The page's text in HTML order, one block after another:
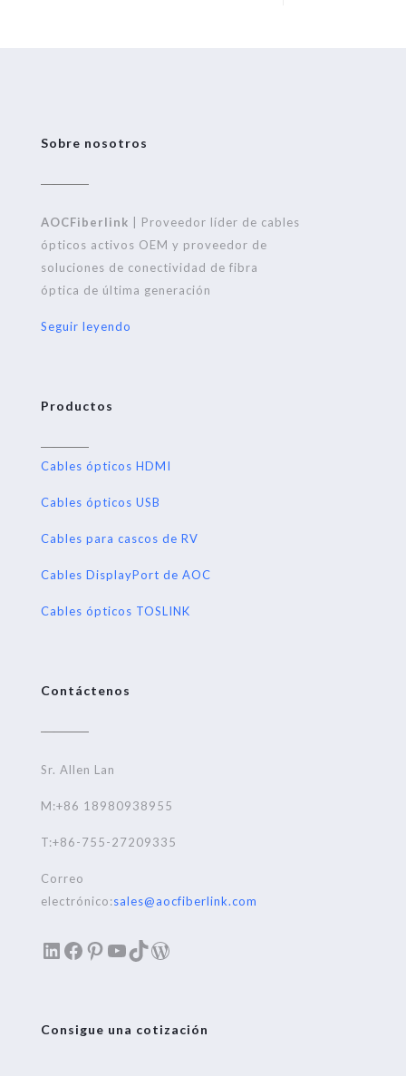
Sobre nosotros
AOCFiberlink | Proveedor líder de cables
ópticos activos OEM y proveedor de
soluciones de conectividad de fibra
óptica de última generación
Seguir leyendo
Productos
Cables ópticos HDMI
Cables ópticos USB
Cables para cascos de RV
Cables DisplayPort de AOC
Cables ópticos TOSLINK
Contáctenos
Sr. Allen Lan
M:+86 18980938955
T:+86-755-27209335
Correo
electrónico:sales@aocfiberlink.com
LinkedIn
Facebook
Pinterest
YouTube
TikTok
WordPress
Consigue una cotización